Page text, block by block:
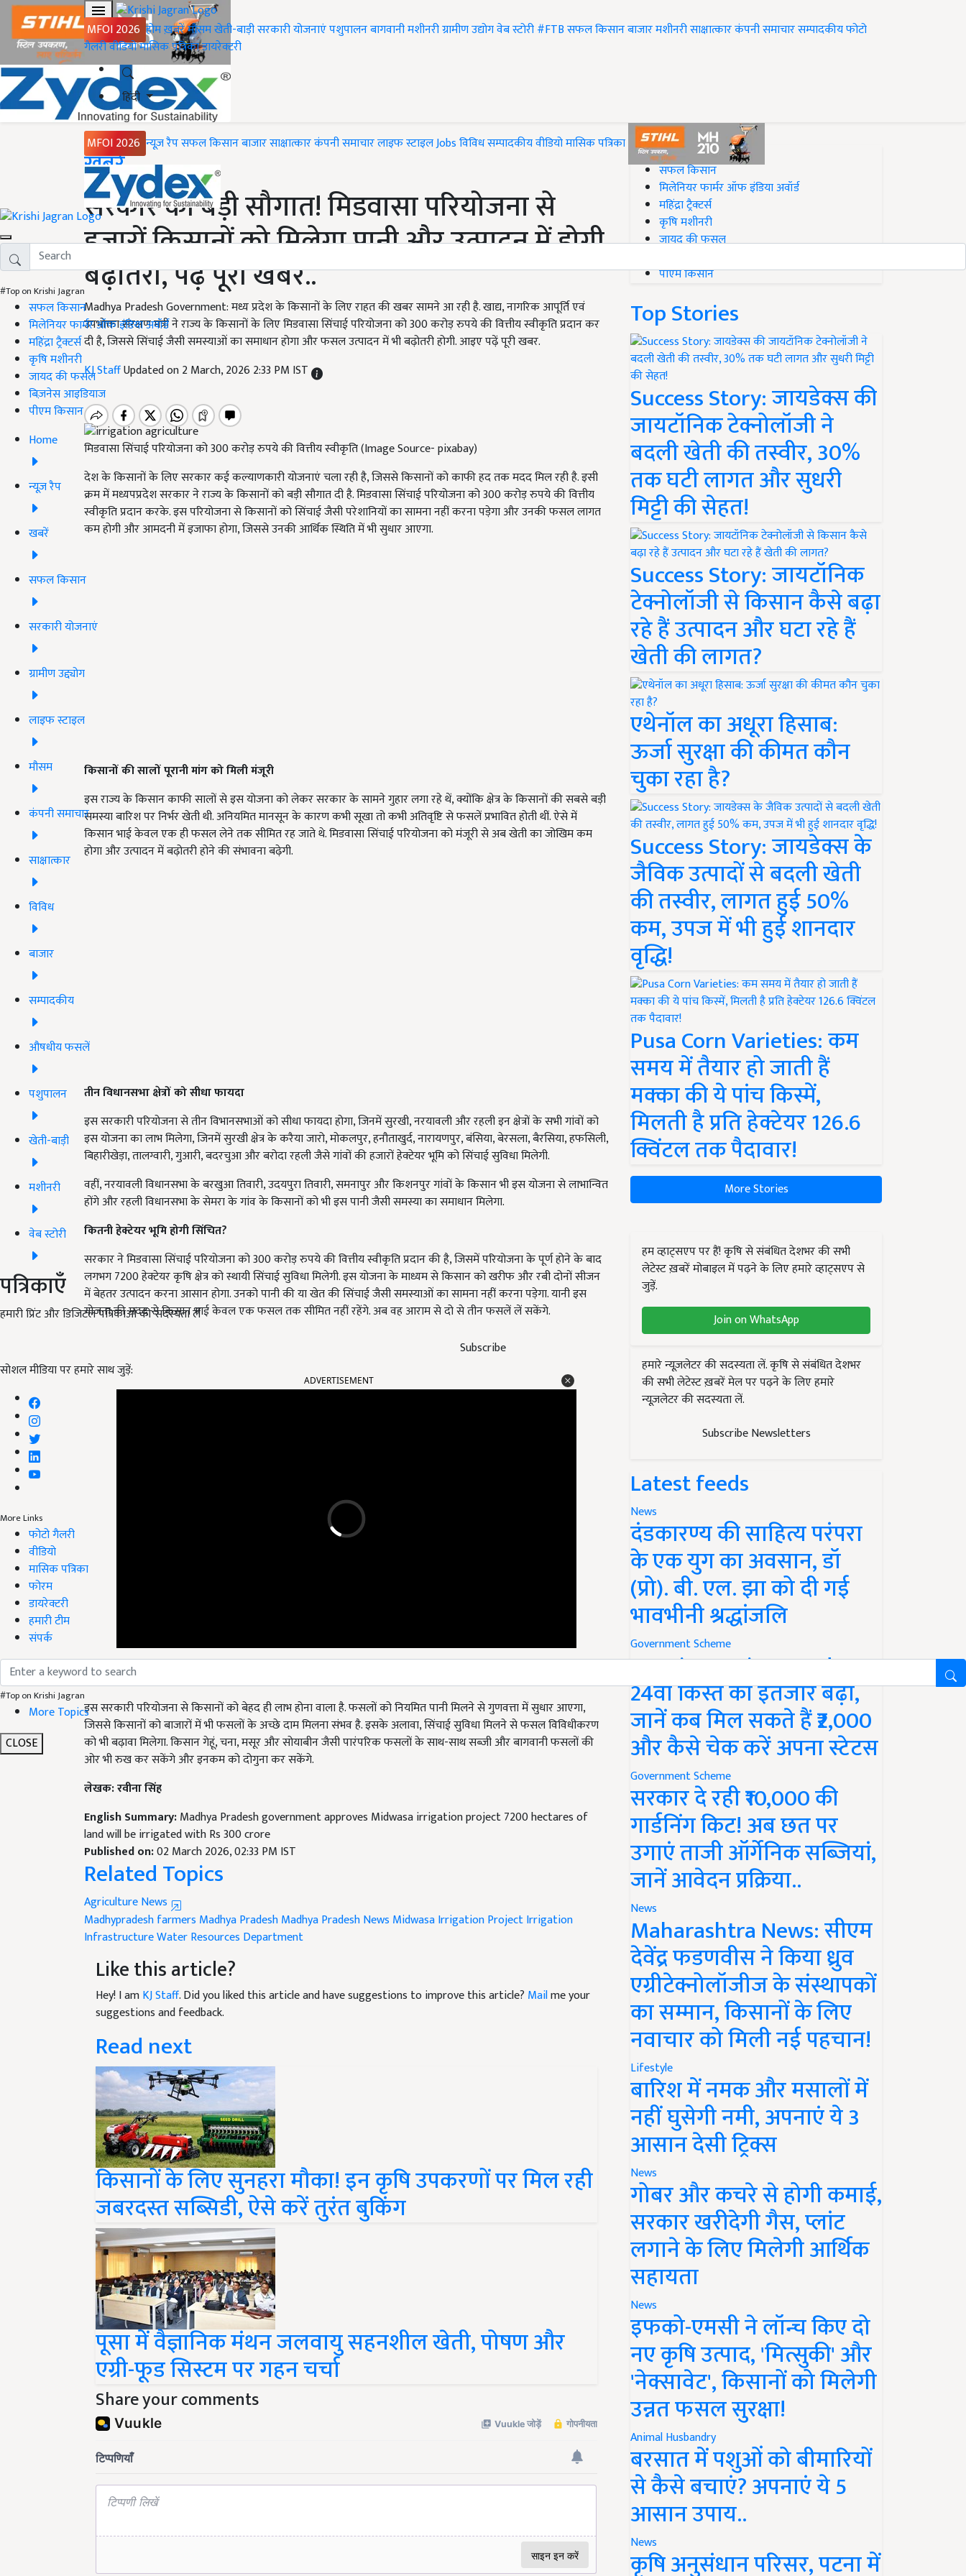
MFOI 2026 होमख़बरेंमौसमखेती-बाड़ीसरकारी योजनाएंपशुपालनबागवानीमशीनरीग्रामीण उद्योगवेब स्टोरी#FTBसफल किसानबाजारमशीनरीसाक्षात्कारकंपनी समाचारसम्पादकीयफोटो
गैलरीवीडियोमासिक पत्रिकाडायरेक्टरी
हिंदी
MFOI 2026 न्यूज़ रैपसफल किसानबाजारसाक्षात्कारकंपनी समाचारलाइफ स्टाइलJobsविविधसम्पादकीयवीडियोमासिक पत्रिका
#Top on Krishi Jagran
सफल किसान
मिलेनियर फार्मर ऑफ इंडिया अवॉर्ड
महिंद्रा ट्रैक्टर्स
कृषि मशीनरी
जायद की फसल
बिज़नेस आइडियाज
पीएम किसान
Home
न्यूज़ रैप
खबरें
सफल किसान
सरकारी योजनाएं
ग्रामीण उद्द्योग
लाइफ स्टाइल
मौसम
कंपनी समाचार
साक्षात्कार
विविध
बाजार
सम्पादकीय
औषधीय फसलें
पशुपालन
खेती-बाड़ी
मशीनरी
वेब स्टोरी
पत्रिकाएँ
हमारी प्रिंट और डिजिटल पत्रिकाओं की सदस्यता लें
Subscribe
सोशल मीडिया पर हमारे साथ जुड़ें:
More Links
फोटो गैलरी
वीडियो
मासिक पत्रिका
फोरम
डायरेक्टरी
हमारी टीम
संपर्क
#Top on Krishi Jagran
More Topics
CLOSE
Home
ख़बरें
सरकार की बड़ी सौगात! मिडवासा परियोजना से
हजारों किसानों को मिलेगा पानी और उत्पादन में होगी
बढ़ोतरी, पढ़ें पूरी खबर..
Madhya Pradesh Government: मध्य प्रदेश के किसानों के लिए राहत की खबर सामने आ रही है. खाद्य, नागरिक आपूर्ति एवं
उपभोक्ता संरक्षण मंत्री ने राज्य के किसानों के लिए मिडवासा सिंचाई परियोजना को 300 करोड़ रुपये की वित्तीय स्वीकृति प्रदान कर
दी है, जिससे सिंचाई जैसी समस्याओं का समाधान होगा और फसल उत्पादन में भी बढ़ोतरी होगी. आइए पढ़ें पूरी खबर.
KJ StaffUpdated on 2 March, 2026 2:33 PM IST
मिडवासा सिंचाई परियोजना को 300 करोड़ रुपये की वित्तीय स्वीकृति (Image Source- pixabay)
देश के किसानों के लिए सरकार कई कल्याणकारी योजनाएं चला रही है, जिससे किसानों को काफी हद तक मदद मिल रही है. इसी
क्रम में मध्यपप्रदेश सरकार ने राज्य के किसानों को बड़ी सौगात दी है. मिडवासा सिंचाई परियोजना को 300 करोड़ रुपये की वित्तीय
स्वीकृति प्रदान करके. इस परियोजना से किसानों को सिंचाई जैसी परेशानियों का सामना नहीं करना पड़ेगा और उनकी फसल लागत
कम होगी और आमदनी में इजाफा होगा, जिससे उनकी आर्थिक स्थिति में भी सुधार आएगा.
किसानों की सालों पूरानी मांग को मिली मंजूरी
इस राज्य के किसान काफी सालों से इस योजना को लेकर सरकार के सामने गुहार लगा रहे थें, क्योंकि क्षेत्र के किसानों की सबसे बड़ी
समस्या बारिश पर निर्भर खेती थी. अनियमित मानसून के कारण कभी सूखा तो कभी अतिवृष्टि से फसलें प्रभावित होती थीं. ऐसे में
किसान भाई केवल एक ही फसल लेने तक सीमित रह जाते थे. मिडवासा सिंचाई परियोजना को मंजूरी से अब खेती का जोखिम कम
होगा और उत्पादन में बढ़ोतरी होने की संभावना बढ़ेगी.
तीन विधानसभा क्षेत्रों को सीधा फायदा
इस सरकारी परियोजना से तीन विभानसभाओं को सीधा फायदा होगा, जिनमें सुरखी, नरयावली और रहली इन क्षेत्रों के सभी गांवों को
इस योजना का लाभ मिलेगा, जिनमें सुरखी क्षेत्र के करैया जारो, मोकलपुर, हनौताखुर्द, नारायणपुर, बंसिया, बेरसला, बैरसिया, हफसिली,
बिहारीखेड़ा, तालग्वारी, गुआरी, बदरचुआ और बरोदा रहली जैसे गांवों की हजारों हेक्टेयर भूमि को सिंचाई सुविधा मिलेगी.
वहीं, नरयावली विधानसभा के बरखुआ तिवारी, उदयपुरा तिवारी, समनापुर और किशनपुर गांवों के किसान भी इस योजना से लाभान्वित
होंगे और रहली विधानसभा के सेमरा के गांव के किसानों को भी इस पानी जैसी समस्या का समाधान मिलेगा.
कितनी हेक्टेयर भूमि होगी सिंचित?
सरकार ने मिडवासा सिंचाई परियोजना को 300 करोड़ रुपये की वित्तीय स्वीकृति प्रदान की है, जिसमें परियोजना के पूर्ण होने के बाद
लगभग 7200 हेक्टेयर कृषि क्षेत्र को स्थायी सिंचाई सुविधा मिलेगी. इस योजना के माध्यम से किसान को खरीफ और रबी दोनों सीजन
में बेहतर उत्पादन करना आसान होगा. उनको पानी की या खेत की सिंचाई जैसी समस्याओं का सामना नहीं करना पड़ेगा. यानी इस
योजना की मदद से किसान भाई केवल एक फसल तक सीमित नहीं रहेंगे. अब वह आराम से दो से तीन फसलें लें सकेंगे.
क्या आय में होगा इजाफा?
इस सरकारी परियोजना से किसानों को बेहद ही लाभ होना वाला है. फसलों को नियमित पानी मिलने से गुणवत्ता में सुधार आएगा,
जिससे किसानों को बाजारों में भी फसलों के अच्छे दाम मिलना संभव है. इसके अलावा, सिंचाई सुविधा मिलने से फसल विविधीकरण
को भी बढ़ावा मिलेगा. किसान गेहूं, चना, मसूर और सोयाबीन जैसी पारंपरिक फसलों के साथ-साथ सब्जी और बागवानी फसलों की
ओर भी रुख कर सकेंगे और इनकम को दोगुना कर सकेंगे.
land will be irrigated with Rs 300 crore
Published on:02 March 2026, 02:33 PM IST
Related Topics
Agriculture News
Madhypradesh farmers
InfrastructureWater Resources Department
Like this article?
Hey! I amKJ Staff. Did you liked this article and have suggestions to improve this article?
suggestions and feedback.
Read next
किसानों के लिए सुनहरा मौका! इन कृषि उपकरणों पर मिल रही
जबरदस्त सब्सिडी, ऐसे करें तुरंत बुकिंग
पूसा में वैज्ञानिक मंथन जलवायु सहनशील खेती, पोषण और
एग्री-फूड सिस्टम पर गहन चर्चा
Share your comments
#Top on Krishi Jagran
सफल किसान
मिलेनियर फार्मर ऑफ इंडिया अवॉर्ड
महिंद्रा ट्रैक्टर्स
कृषि मशीनरी
जायद की फसल
पीएम किसान
Top Stories
Success Story: जायडेक्स की
जायटॉनिक टेक्नोलॉजी ने
बदली खेती की तस्वीर, 30%
तक घटी लागत और सुधरी
मिट्टी की सेहत!
Success Story: जायटॉनिक
टेक्नोलॉजी से किसान कैसे बढ़ा
रहे हैं उत्पादन और घटा रहे हैं
खेती की लागत?
एथेनॉल का अधूरा हिसाब:
ऊर्जा सुरक्षा की कीमत कौन
चुका रहा है?
Success Story: जायडेक्स के
जैविक उत्पादों से बदली खेती
की तस्वीर, लागत हुई 50%
कम, उपज में भी हुई शानदार
वृद्धि!
Pusa Corn Varieties: कम
समय में तैयार हो जाती हैं
मक्का की ये पांच किस्में,
मिलती है प्रति हेक्टेयर 126.6
क्विंटल तक पैदावार!
More Stories
हम व्हाट्सएप पर हैं! कृषि से संबंधित देशभर की सभी
लेटेस्ट ख़बरें मोबाइल में पढ़ने के लिए हमारे व्हाट्सएप से
जुड़ें.
Join on WhatsApp
हमारे न्यूज़लेटर की सदस्यता लें. कृषि से संबंधित देशभर
की सभी लेटेस्ट ख़बरें मेल पर पढ़ने के लिए हमारे
न्यूज़लेटर की सदस्यता लें.
Subscribe Newsletters
Latest feeds
News
दंडकारण्य की साहित्य परंपरा
के एक युग का अवसान, डॉ
(प्रो). बी. एल. झा को दी गई
भावभीनी श्रद्धांजलि
Government Scheme
PM Kisan Yojana Update:
24वीं किस्त का इंतजार बढ़ा,
जानें कब मिल सकते हैं ₹2,000
और कैसे चेक करें अपना स्टेटस
Government Scheme
सरकार दे रही ₹10,000 की
गार्डनिंग किट! अब छत पर
उगाएं ताजी ऑर्गेनिक सब्जियां,
जानें आवेदन प्रक्रिया..
News
Maharashtra News: सीएम
देवेंद्र फडणवीस ने किया ध्रुव
एग्रीटेक्नोलॉजीज के संस्थापकों
का सम्मान, किसानों के लिए
नवाचार को मिली नई पहचान!
Lifestyle
बारिश में नमक और मसालों में
नहीं घुसेगी नमी, अपनाएं ये 3
आसान देसी ट्रिक्स
News
गोबर और कचरे से होगी कमाई,
सरकार खरीदेगी गैस, प्लांट
लगाने के लिए मिलेगी आर्थिक
सहायता
News
इफको-एमसी ने लॉन्च किए दो
नए कृषि उत्पाद, 'मित्सुकी' और
'नेक्सावेट', किसानों को मिलेगी
उन्नत फसल सुरक्षा!
Animal Husbandry
बरसात में पशुओं को बीमारियों
से कैसे बचाएं? अपनाएं ये 5
आसान उपाय..
News
कृषि अनुसंधान परिसर, पटना में